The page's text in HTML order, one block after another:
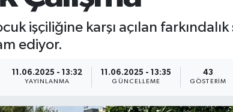
işçiliğine karşı açılan
ediyor.
11.06.2025 - 13:32
YAYINLANMA
11.06.2025 - 13:35
GÜNCELLEME
43
GÖSTERIM